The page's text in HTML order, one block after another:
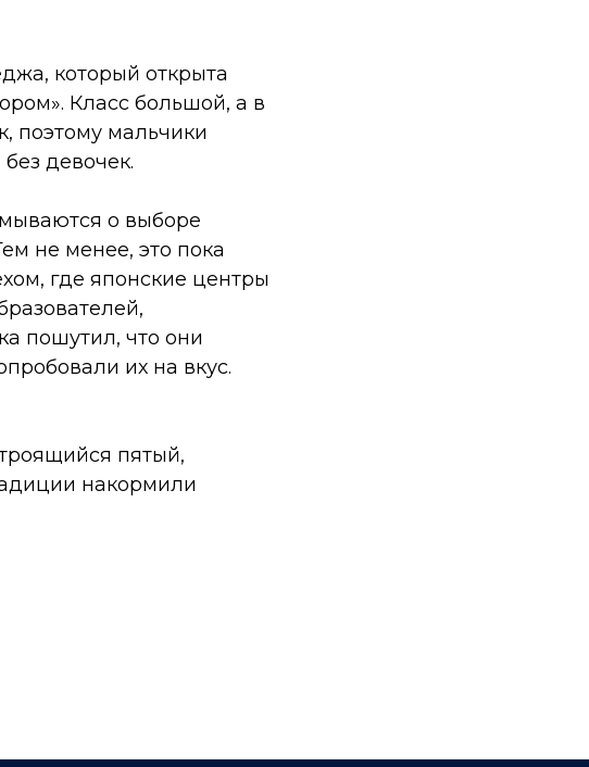
который открыта
Класс большой, а в
поэтому мальчики
девочек.
о выборе
не менее, это пока
где японские центры
пошутил, что они
их на вкус.
пятый,
накормили